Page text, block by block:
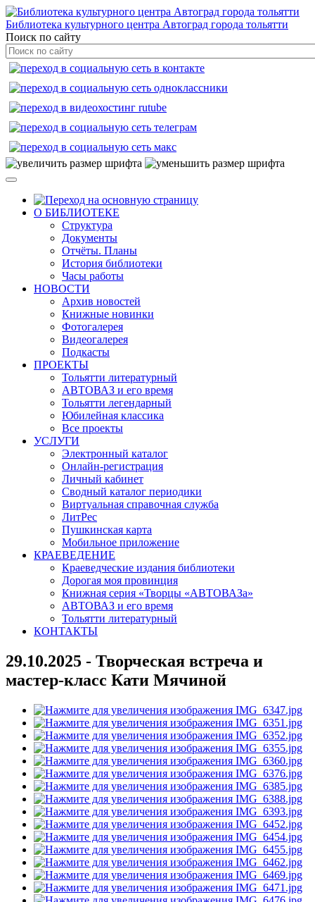
Библиотека культурного центра Автоград города тольятти
Поиск по сайту
О БИБЛИОТЕКЕ
Структура
Документы
Отчёты. Планы
История библиотеки
Часы работы
НОВОСТИ
Архив новостей
Книжные новинки
Фотогалерея
Видеогалерея
Подкасты
ПРОЕКТЫ
Тольятти литературный
АВТОВАЗ и его время
Тольятти легендарный
Юбилейная классика
Все проекты
УСЛУГИ
Электронный каталог
Онлайн-регистрация
Личный кабинет
Сводный каталог периодики
Виртуальная справочная служба
ЛитРес
Пушкинская карта
Мобильное приложение
КРАЕВЕДЕНИЕ
Краеведческие издания библиотеки
Дорогая моя провинция
Книжная серия «Творцы «АВТОВАЗа»
АВТОВАЗ и его время
Тольятти литературный
КОНТАКТЫ
29.10.2025 - Творческая встреча и
мастер-класс Кати Мячиной